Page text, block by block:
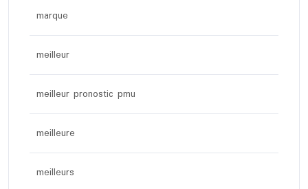
marque
meilleur
meilleur pronostic pmu
meilleure
meilleurs